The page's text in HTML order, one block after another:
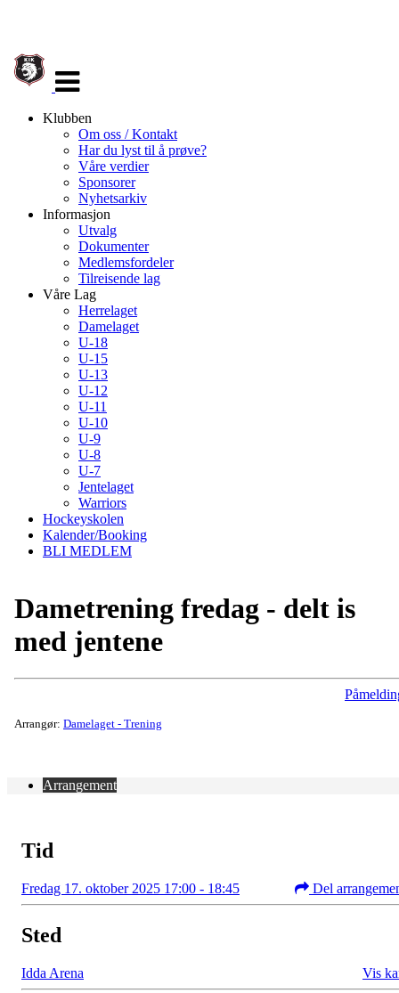
navigasjon
Klubben
Om oss / Kontakt
Har du lyst til å prøve?
Våre verdier
Sponsorer
Nyhetsarkiv
Informasjon
Utvalg
Dokumenter
Medlemsfordeler
Tilreisende lag
Våre Lag
Herrelaget
Damelaget
U-18
U-15
U-13
U-12
U-11
U-10
U-9
U-8
U-7
Jentelaget
Warriors
Hockeyskolen
Kalender/Booking
BLI MEDLEM
Dametrening fredag - delt is
med jentene
Arrangør: Damelaget - Trening
Arrangement
Tid
Fredag 17. oktober 2025 17:00 - 18:45 Del
Sted
Idda Arena Vis